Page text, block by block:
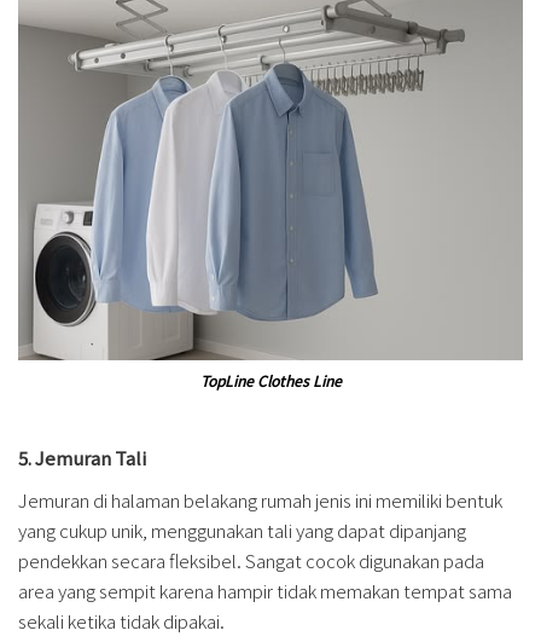
TopLine Clothes Line
5. Jemuran Tali
Jemuran di halaman belakang rumah jenis ini memiliki bentuk
yang cukup unik, menggunakan tali yang dapat dipanjang
pendekkan secara fleksibel. Sangat cocok digunakan pada
area yang sempit karena hampir tidak memakan tempat sama
sekali ketika tidak dipakai.